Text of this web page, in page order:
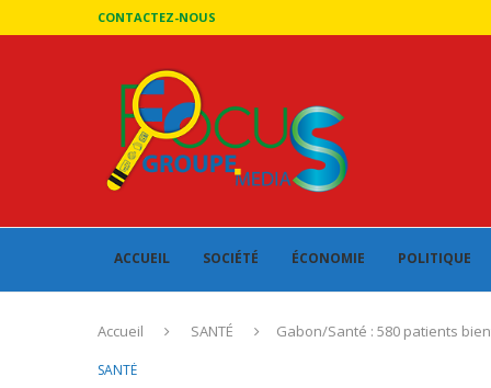
CONTACTEZ-NOUS
ACCUEIL SOCIÉTÉ ÉCONOMIE POLITIQUE
Accueil SANTÉ Gabon/Santé : 580 patients
SANTÉ